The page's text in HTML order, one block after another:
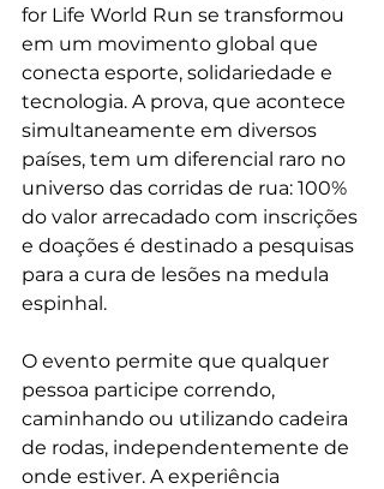
for Life World Run se transformou
em um movimento global que
conecta esporte, solidariedade e
tecnologia. A prova, que acontece
simultaneamente em diversos
países, tem um diferencial raro no
universo das corridas de rua: 100%
do valor arrecadado com inscrições
e doações é destinado a pesquisas
para a cura de lesões na medula
espinhal.
O evento permite que qualquer
pessoa participe correndo,
caminhando ou utilizando cadeira
de rodas, independentemente de
onde estiver. A experiência